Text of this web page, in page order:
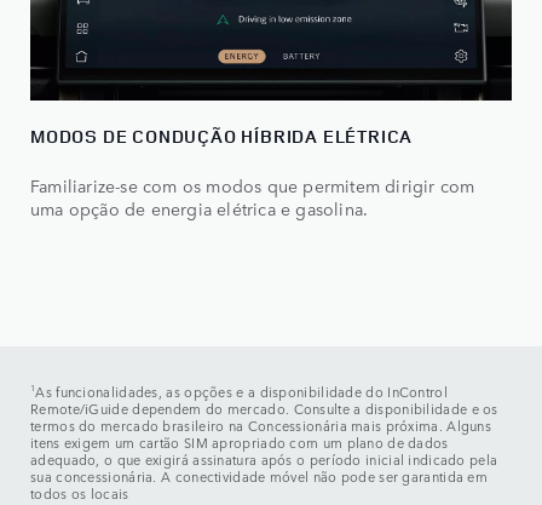
MODOS DE CONDUÇÃO HÍBRIDA ELÉTRICA
Familiarize-se com os modos que permitem dirigir com
uma opção de energia elétrica e gasolina.
1As funcionalidades, as opções e a disponibilidade do InControl
Remote/iGuide dependem do mercado. Consulte a disponibilidade e os
termos do mercado brasileiro na Concessionária mais próxima. Alguns
itens exigem um cartão SIM apropriado com um plano de dados
adequado, o que exigirá assinatura após o período inicial indicado pela
sua concessionária. A conectividade móvel não pode ser garantida em
todos os locais